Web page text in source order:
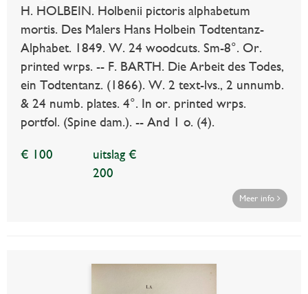
H. HOLBEIN. Holbenii pictoris alphabetum
mortis. Des Malers Hans Holbein Todtentanz-
Alphabet. 1849. W. 24 woodcuts. Sm-8°. Or.
printed wrps. -- F. BARTH. Die Arbeit des Todes,
ein Todtentanz. (1866). W. 2 text-lvs., 2 unnumb.
& 24 numb. plates. 4°. In or. printed wrps.
portfol. (Spine dam.). -- And 1 o. (4).
€ 100
uitslag €
200
Meer info